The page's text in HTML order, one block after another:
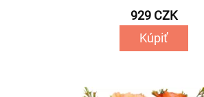
929 CZK
Kúpiť